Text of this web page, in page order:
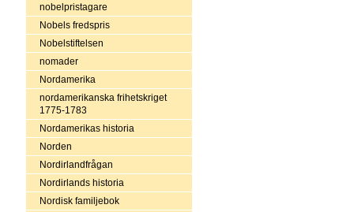
nobelpristagare
Nobels fredspris
Nobelstiftelsen
nomader
Nordamerika
nordamerikanska frihetskriget
1775-1783
Nordamerikas historia
Norden
Nordirlandfrågan
Nordirlands historia
Nordisk familjebok